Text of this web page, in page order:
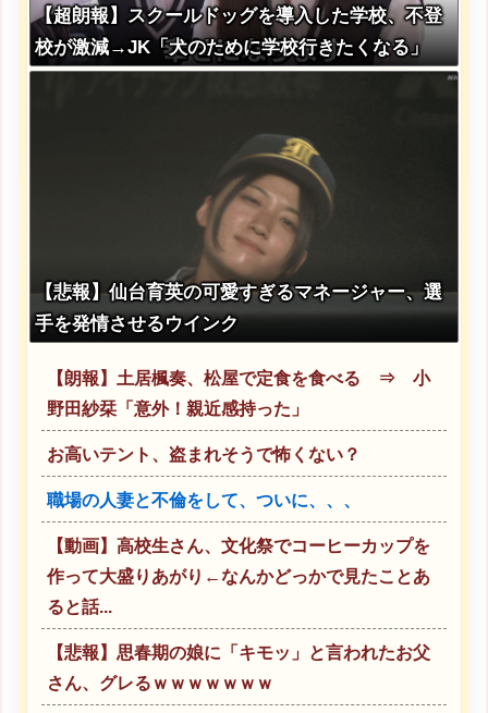
【超朗報】スクールドッグを導入した学校、不登
校が激減→JK「犬のために学校行きたくなる」
【悲報】仙台育英の可愛すぎるマネージャー、選
手を発情させるウインク
【朗報】土居楓奏、松屋で定食を食べる ⇒ 小
野田紗栞「意外！親近感持った」
お高いテント、盗まれそうで怖くない？
職場の人妻と不倫をして、ついに、、、
【動画】高校生さん、文化祭でコーヒーカップを
作って大盛りあがり←なんかどっかで見たことあ
ると話...
【悲報】思春期の娘に「キモッ」と言われたお父
さん、グレるｗｗｗｗｗｗｗ